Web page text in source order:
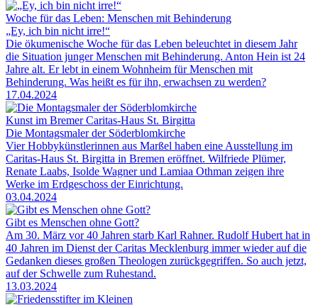
Woche für das Leben: Menschen mit Behinderung
„Ey, ich bin nicht irre!“
Die ökumenische Woche für das Leben beleuchtet in diesem Jahr
die Situation junger Menschen mit Behinderung. Anton Hein ist 24
Jahre alt. Er lebt in einem Wohnheim für Menschen mit
Behinderung. Was heißt es für ihn, erwachsen zu werden?
17.04.2024
Kunst im Bremer Caritas-Haus St. Birgitta
Die Montagsmaler der Söderblomkirche
Vier Hobbykünstlerinnen aus Marßel haben eine Ausstellung im
Caritas-Haus St. Birgitta in Bremen eröffnet. Wilfriede Plümer,
Renate Laabs, Isolde Wagner und Lamiaa Othman zeigen ihre
Werke im Erdgeschoss der Einrichtung.
03.04.2024
Gibt es Menschen ohne Gott?
Am 30. März vor 40 Jahren starb Karl Rahner. Rudolf Hubert hat in
40 Jahren im Dienst der Caritas Mecklenburg immer wieder auf die
Gedanken dieses großen Theologen zurückgegriffen. So auch jetzt,
auf der Schwelle zum Ruhestand.
13.03.2024